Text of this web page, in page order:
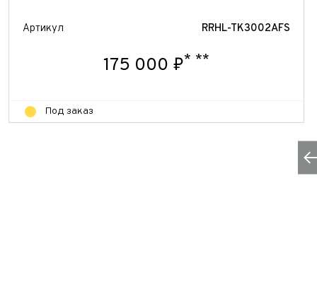
Артикул RRHL-TK3002AFS
175 000 ₽* **
Под заказ